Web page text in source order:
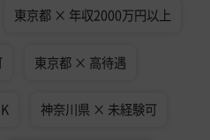
東京都 × 年収2000万円以上
東京都 × 高待遇
神奈川県 × 未経験可